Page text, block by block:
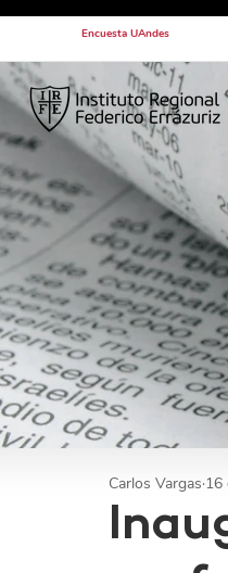
Encuesta UAndes
Carlos Vargas 16